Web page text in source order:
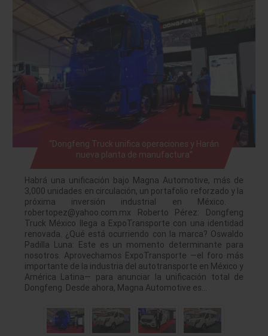
“Dongfeng Truck unifica operaciones y Harán
nueva planta de manufactura”
Habrá una unificación bajo Magna Automotive, más de
3,000 unidades en circulación, un portafolio reforzado y la
próxima inversión industrial en México.
robertopez@yahoo.com.mx Roberto Pérez: Dongfeng
Truck México llega a ExpoTransporte con una identidad
renovada. ¿Qué está ocurriendo con la marca? Oswaldo
Padilla Luna: Este es un momento determinante para
nosotros. Aprovechamos ExpoTransporte —el foro más
importante de la industria del autotransporte en México y
América Latina— para anunciar la unificación total de
Dongfeng. Desde ahora, Magna Automotive es…